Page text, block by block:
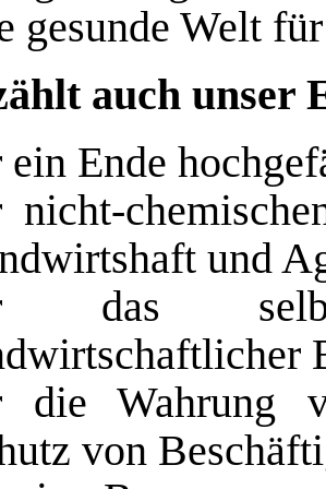
gesunde Welt
auch unser
ein Ende
nicht-
und
das
die Wahrung
von